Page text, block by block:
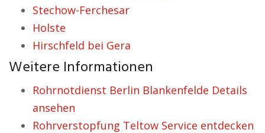
Stechow-Ferchesar
Holste
Hirschfeld bei Gera
Weitere Informationen
Rohrnotdienst Berlin Blankenfelde Details
ansehen
Rohrverstopfung Teltow Service entdecken